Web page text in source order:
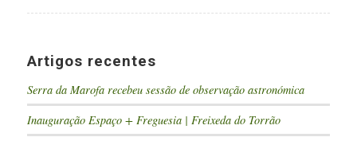
Artigos recentes
Serra da Marofa recebeu sessão de observação astronómica
Inauguração Espaço + Freguesia | Freixeda do Torrão